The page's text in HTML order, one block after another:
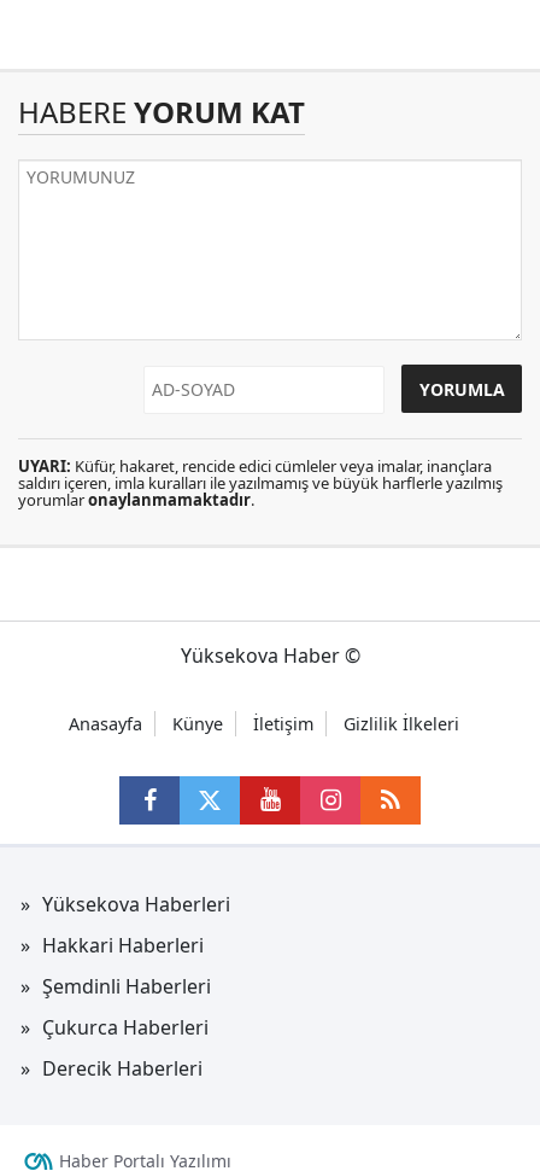
HABERE YORUM KAT
UYARI: Küfür, hakaret, rencide edici cümleler veya imalar, inançlara
saldırı içeren, imla kuralları ile yazılmamış ve büyük harflerle yazılmış
yorumlaronaylanmamaktadır.
Yüksekova Haber ©
Anasayfa Künye İletişim Gizlilik İlkeleri
Yüksekova Haberleri
Hakkari Haberleri
Şemdinli Haberleri
Çukurca Haberleri
Derecik Haberleri
Haber Portalı Yazılımı